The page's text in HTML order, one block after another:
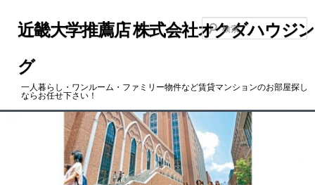
ン
ツ
近畿大学推薦店 株式会社オクダハウジン
グ
一人暮らし・ワンルーム・ファミリー物件など賃貸マンションのお部屋探し
ならお任せ下さい！